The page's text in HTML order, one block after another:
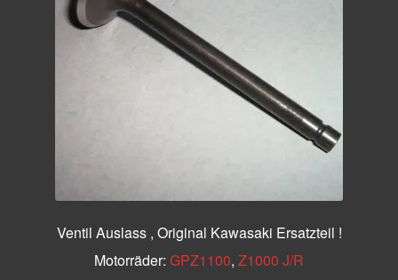
Ventil Auslass , Original Kawasaki Ersatzteil !
Motorräder: GPZ1100, Z1000 J/R